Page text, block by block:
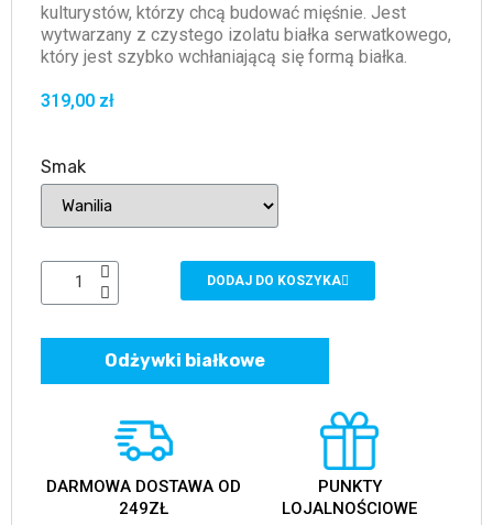
kulturystów, którzy chcą budować mięśnie. Jest
wytwarzany z czystego izolatu białka serwatkowego,
który jest szybko wchłaniającą się formą białka.
319,00 zł
Smak
DODAJ DO KOSZYKA
Odżywki białkowe
DARMOWA DOSTAWA OD
249ZŁ
PUNKTY
LOJALNOŚCIOWE